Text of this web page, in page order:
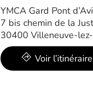
YMCA Gard Pont
7 bis chemin de la
30400 Villeneuve-
Voir l’itinéraire